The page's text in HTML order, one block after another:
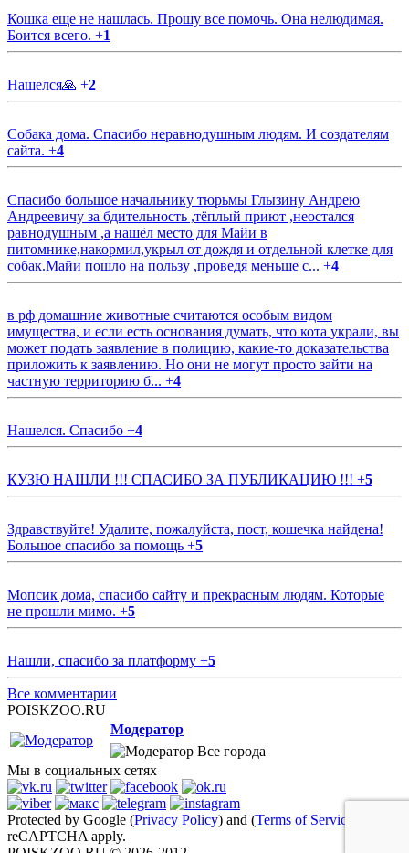
Кошка еще не нашлась. Прошу все помочь. Она нелюдимая.
Боится всего. +1
Нашелся🙏 +2
Собака дома. Спасибо неравнодушным людям. И создателям
сайта. +4
Спасибо большое начальнику тюрьмы Глызину Андрею
Андреевичу за бдительность ,тёплый приют ,неостался
равнодушным ,а нашёл место для Майи в
питомнике,накормил,укрыл от дождя и отдельной клетке для
собак.Майи пошло на пользу ,проведя меньше с... +4
в рф домашние животные считаются особым видом
имущества, и если есть основания думать, что кота украли, вы
может подать заявление в полицию, какие-то доказательства
приложить к заявлению. Но они не могут просто зайти на
частную территорию б... +4
Нашелся. Спасибо +4
КУЗЮ НАШЛИ !!! СПАСИБО ЗА ПУБЛИКАЦИЮ !!! +5
Здравствуйте! Удалите, пожалуйста, пост, кошечка найдена!
Большое спасибо за помощь +5
Мопсик дома, спасибо сайту и прекрасным людям. Которые
не прошли мимо. +5
Нашли, спасибо за платформу +5
Все комментарии
POISKZOO.RU
Модератор
Все города
Мы в социальных сетях
Protected by Google (Privacy Policy) and (Terms of Service
reCAPTCHA apply.